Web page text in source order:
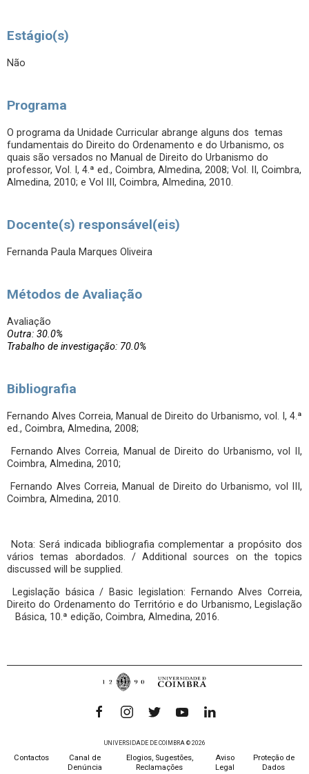
Estágio(s)
Não
Programa
O programa da Unidade Curricular abrange alguns dos temas
fundamentais do Direito do Ordenamento e do Urbanismo, os
quais são versados no Manual de Direito do Urbanismo do
professor, Vol. I, 4.ª ed., Coimbra, Almedina, 2008; Vol. II, Coimbra,
Almedina, 2010; e Vol III, Coimbra, Almedina, 2010.
Docente(s) responsável(eis)
Fernanda Paula Marques Oliveira
Métodos de Avaliação
Avaliação
Outra: 30.0%
Trabalho de investigação: 70.0%
Bibliografia
Fernando Alves Correia, Manual de Direito do Urbanismo, vol. I, 4.ª
ed., Coimbra, Almedina, 2008;
Fernando Alves Correia, Manual de Direito do Urbanismo, vol II,
Coimbra, Almedina, 2010;
Fernando Alves Correia, Manual de Direito do Urbanismo, vol III,
Coimbra, Almedina, 2010.
Nota: Será indicada bibliografia complementar a propósito dos
vários temas abordados. / Additional sources on the topics
discussed will be supplied.
Legislação básica / Basic legislation: Fernando Alves Correia,
Direito do Ordenamento do Território e do Urbanismo, Legislação
Básica, 10.ª edição, Coimbra, Almedina, 2016.
UNIVERSIDADE DE COIMBRA © 2026
Contactos
Canal de
Denúncia
Elogios, Sugestões,
Reclamações
Aviso
Legal
Proteção de
Dados